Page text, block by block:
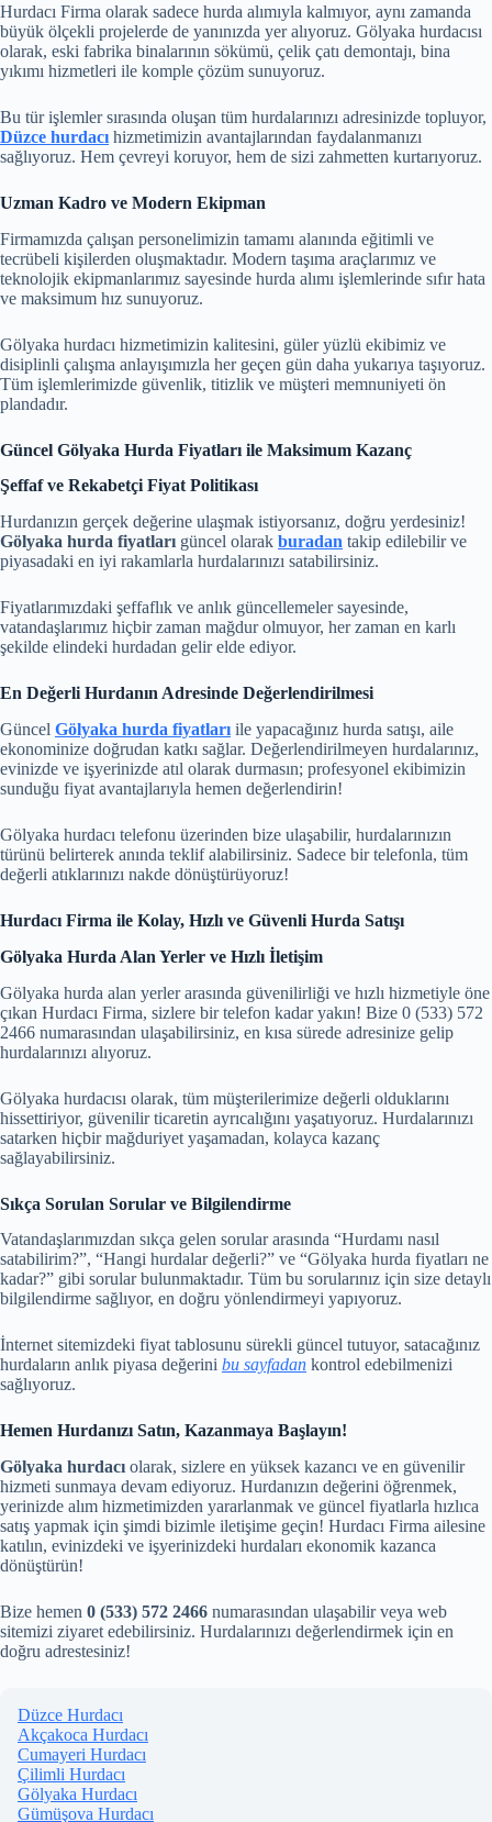
Hurdacı Firma olarak sadece hurda alımıyla kalmıyor, aynı zamanda
büyük ölçekli projelerde de yanınızda yer alıyoruz. Gölyaka hurdacısı
olarak, eski fabrika binalarının sökümü, çelik çatı demontajı, bina
yıkımı hizmetleri ile komple çözüm sunuyoruz.
Bu tür işlemler sırasında oluşan tüm hurdalarınızı adresinizde topluyor,
Düzce hurdacı hizmetimizin avantajlarından faydalanmanızı
sağlıyoruz. Hem çevreyi koruyor, hem de sizi zahmetten kurtarıyoruz.
Uzman Kadro ve Modern Ekipman
Firmamızda çalışan personelimizin tamamı alanında eğitimli ve
tecrübeli kişilerden oluşmaktadır. Modern taşıma araçlarımız ve
teknolojik ekipmanlarımız sayesinde hurda alımı işlemlerinde sıfır hata
ve maksimum hız sunuyoruz.
Gölyaka hurdacı hizmetimizin kalitesini, güler yüzlü ekibimiz ve
disiplinli çalışma anlayışımızla her geçen gün daha yukarıya taşıyoruz.
Tüm işlemlerimizde güvenlik, titizlik ve müşteri memnuniyeti ön
plandadır.
Güncel Gölyaka Hurda Fiyatları ile Maksimum Kazanç
Şeffaf ve Rekabetçi Fiyat Politikası
Hurdanızın gerçek değerine ulaşmak istiyorsanız, doğru yerdesiniz!
Gölyaka hurda fiyatları güncel olarak buradan takip edilebilir ve
piyasadaki en iyi rakamlarla hurdalarınızı satabilirsiniz.
Fiyatlarımızdaki şeffaflık ve anlık güncellemeler sayesinde,
vatandaşlarımız hiçbir zaman mağdur olmuyor, her zaman en karlı
şekilde elindeki hurdadan gelir elde ediyor.
En Değerli Hurdanın Adresinde Değerlendirilmesi
Güncel Gölyaka hurda fiyatları ile yapacağınız hurda satışı, aile
ekonominize doğrudan katkı sağlar. Değerlendirilmeyen hurdalarınız,
evinizde ve işyerinizde atıl olarak durmasın; profesyonel ekibimizin
sunduğu fiyat avantajlarıyla hemen değerlendirin!
Gölyaka hurdacı telefonu üzerinden bize ulaşabilir, hurdalarınızın
türünü belirterek anında teklif alabilirsiniz. Sadece bir telefonla, tüm
değerli atıklarınızı nakde dönüştürüyoruz!
Hurdacı Firma ile Kolay, Hızlı ve Güvenli Hurda Satışı
Gölyaka Hurda Alan Yerler ve Hızlı İletişim
Gölyaka hurda alan yerler arasında güvenilirliği ve hızlı hizmetiyle öne
çıkan Hurdacı Firma, sizlere bir telefon kadar yakın! Bize 0 (533) 572
2466 numarasından ulaşabilirsiniz, en kısa sürede adresinize gelip
hurdalarınızı alıyoruz.
Gölyaka hurdacısı olarak, tüm müşterilerimize değerli olduklarını
hissettiriyor, güvenilir ticaretin ayrıcalığını yaşatıyoruz. Hurdalarınızı
satarken hiçbir mağduriyet yaşamadan, kolayca kazanç
sağlayabilirsiniz.
Sıkça Sorulan Sorular ve Bilgilendirme
Vatandaşlarımızdan sıkça gelen sorular arasında “Hurdamı nasıl
satabilirim?”, “Hangi hurdalar değerli?” ve “Gölyaka hurda fiyatları ne
kadar?” gibi sorular bulunmaktadır. Tüm bu sorularınız için size detaylı
bilgilendirme sağlıyor, en doğru yönlendirmeyi yapıyoruz.
İnternet sitemizdeki fiyat tablosunu sürekli güncel tutuyor, satacağınız
hurdaların anlık piyasa değerini bu sayfadan kontrol edebilmenizi
sağlıyoruz.
Hemen Hurdanızı Satın, Kazanmaya Başlayın!
Gölyaka hurdacı olarak, sizlere en yüksek kazancı ve en güvenilir
hizmeti sunmaya devam ediyoruz. Hurdanızın değerini öğrenmek,
yerinizde alım hizmetimizden yararlanmak ve güncel fiyatlarla hızlıca
satış yapmak için şimdi bizimle iletişime geçin! Hurdacı Firma ailesine
katılın, evinizdeki ve işyerinizdeki hurdaları ekonomik kazanca
dönüştürün!
Bize hemen 0 (533) 572 2466 numarasından ulaşabilir veya web
sitemizi ziyaret edebilirsiniz. Hurdalarınızı değerlendirmek için en
doğru adrestesiniz!
Düzce Hurdacı
Akçakoca Hurdacı
Cumayeri Hurdacı
Çilimli Hurdacı
Gölyaka Hurdacı
Gümüşova Hurdacı